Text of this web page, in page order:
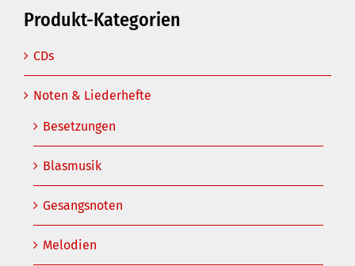
Produkt-Kategorien
CDs
Noten & Liederhefte
Besetzungen
Blasmusik
Gesangsnoten
Melodien